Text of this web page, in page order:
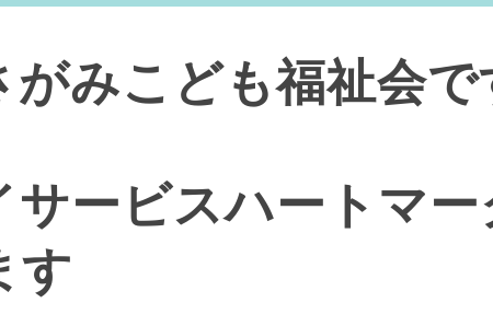
がみこども福祉会で
サービスハートマー
す